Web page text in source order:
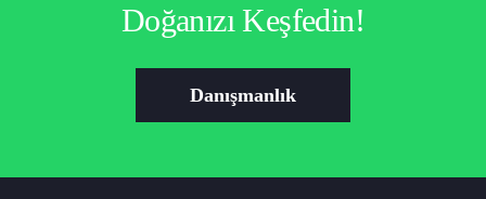
Doğanızı Keşfedin!
Danışmanlık